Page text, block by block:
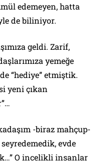
edemeyen, hatta
de biliniyor.
geldi. Zarif,
yemeğe
“hediye” etmiştik.
yeni çıkan
-biraz mahçup-
evde
O incelikli insanlar